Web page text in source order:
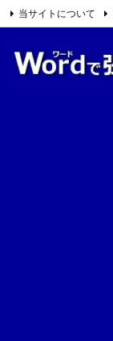
当サイトについて